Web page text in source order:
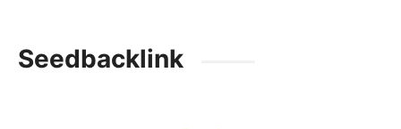
Seedbacklink